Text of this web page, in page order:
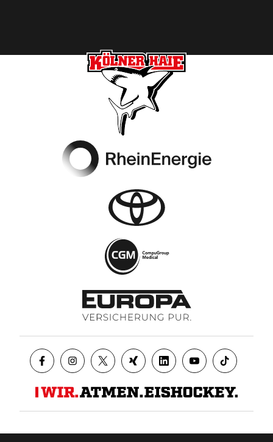
Datenschutz AGB Impressum Kontakt Presse